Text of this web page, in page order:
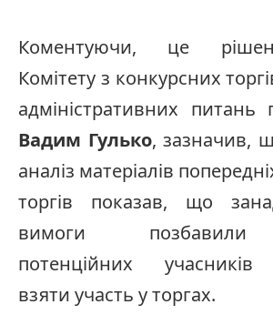
Коментуючи, це
Комітету з конкурсних
адміністративних питань
Вадим Гулько, зазначив,
аналіз матеріалів
торгів показав, що
вимоги позбавили
потенційних учасників
взяти участь у торгах.